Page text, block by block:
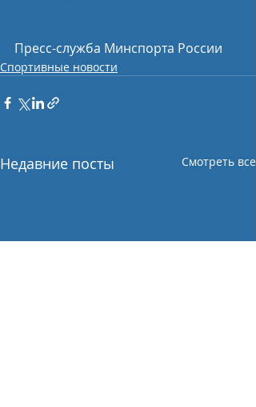
Пресс-служба Минспорта России
Спортивные новости
Недавние посты Смотреть все